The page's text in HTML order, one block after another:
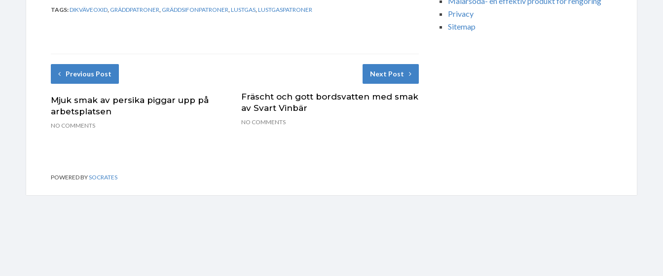
TAGS:DIKVÄVEOXID GRÄDDPATRONER GRÄDDSIFONPATRONER LUSTGAS LUSTGASPATRONER
Previous Post
Mjuk smak av persika piggar upp på
arbetsplatsen
NO COMMENTS
Next Post
Fräscht och gott bordsvatten med smak
av Svart Vinbär
NO COMMENTS
Privacy
Sitemap
POWERED BYSOCRATES